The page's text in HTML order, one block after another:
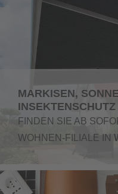
MARKISEN,
FINDEN SIE AB
WOHNEN-FILIALE IN